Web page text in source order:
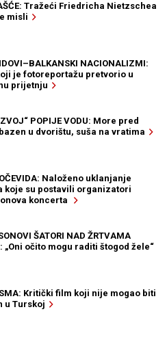
Tražeći Friedricha Nietzschea
misli
NACIONALIZMI:
je fotoreportažu pretvorio u
prijetnju
POPIJE VODU: More pred
u dvorištu, suša na vratima
Naloženo uklanjanje
koje su postavili organizatori
koncerta
ŠATORI NAD ŽRTVAMA
„Oni očito mogu raditi štogod žele“
Kritički film koji nije mogao biti
u Turskoj